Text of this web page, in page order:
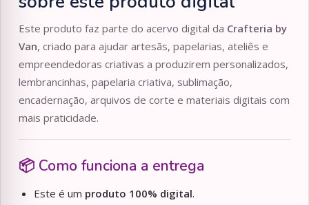
Este produto faz parte do acervo digital da Crafteria by
Van, criado para ajudar artesãs, papelarias, ateliês e
empreendedoras criativas a produzirem personalizados,
lembrancinhas, papelaria criativa, sublimação,
encadernação, arquivos de corte e materiais digitais com
mais praticidade.
📦 Como funciona a entrega
Este é um produto 100% digital.